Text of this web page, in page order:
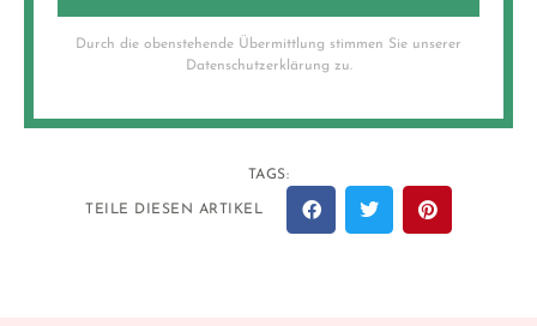
Durch die obenstehende Übermittlung stimmen Sie unserer
Datenschutzerklärung zu.
TAGS:
TEILE DIESEN ARTIKEL